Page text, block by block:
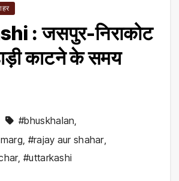
: जसपुर-निराकोट
काटने के समय
#bhuskhalan,
, #rajay aur shahar,
,#uttarkashi